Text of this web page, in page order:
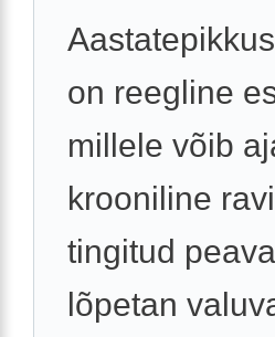
on reegline
millele võib
krooniline
tingitud
lõpetan